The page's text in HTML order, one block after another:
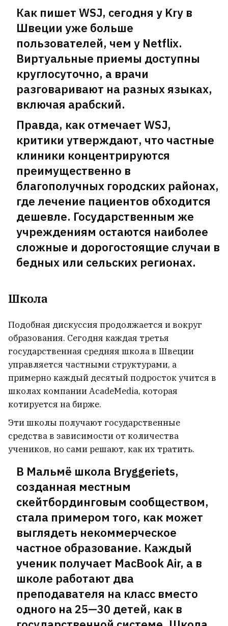
Как пишет WSJ, сегодня у Kry в
Швеции уже больше
пользователей, чем у Netflix.
Виртуальные приемы доступны
круглосуточно, а врачи
разговаривают на разных языках,
включая арабский.
Правда, как отмечает WSJ,
критики утверждают, что частные
клиники концентрируются
преимущественно в
благополучных городских районах,
где лечение пациентов обходится
дешевле. Государственным же
учреждениям остаются наиболее
сложные и дорогостоящие случаи в
бедных или сельских регионах.
Школа
Подобная дискуссия продолжается и вокруг
образования. Сегодня каждая третья
государственная средняя школа в Швеции
управляется частными структурами, а
примерно каждый десятый подросток учится в
школах компании AcadeMedia, которая
котируется на бирже.
Эти школы получают государственные
средства в зависимости от количества
учеников, но сами решают, как их тратить.
В Мальмё школа Bryggeriets,
созданная местным
скейтбординговым сообществом,
стала примером того, как может
выглядеть некоммерческое
частное образование. Каждый
ученик получает MacBook Air, а в
школе работают два
преподавателя на класс вместо
одного на 25—30 детей, как в